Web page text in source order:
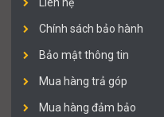
Chính sách bảo hành
Bảo mật thông tin
Mua hàng trả góp
Mua hàng đảm bảo